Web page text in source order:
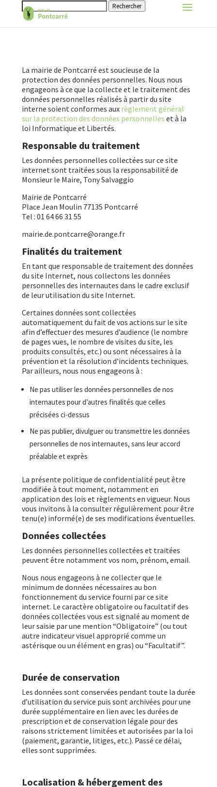
Rechercher
La mairie de Pontcarré est soucieuse de la
protection des données personnelles. Nous nous
engageons à ce que la collecte et le traitement des
données personnelles réalisés à partir du site
interne soient conformes aux règlement général
sur la protection des données personnelles et à la
loi Informatique et Libertés.
Responsable du traitement
Les données personnelles collectées sur ce site
internet sont traitées sous la responsabilité de
Monsieur le Maire, Tony Salvaggio
Mairie de Pontcarré
Place Jean Moulin 77135 Pontcarré
Tel : 01 64 66 31 55
mairie.de.pontcarre@orange.fr
Finalités du traitement
En tant que responsable de traitement des données
du site Internet, nous collectons les données
personnelles des internautes dans le cadre exclusif
de leur utilisation du site Internet.
Certaines données sont collectées
automatiquement du fait de vos actions sur le site
afin d’effectuer des mesures d’audience (le nombre
de pages vues, le nombre de visites du site, les
produits consultés, etc.) ou sont nécessaires à la
prévention et la résolution d’incidents techniques.
Par ailleurs, nous nous engageons à :
Ne pas utiliser les données personnelles de nos
internautes pour d’autres finalités que celles
précisées ci-dessus
Ne pas publier, divulguer ou transmettre les données
personnelles de nos internautes, sans leur accord
préalable et exprès
La présente politique de confidentialité peut être
modifiée à tout moment, notamment en
application des lois et règlements en vigueur. Nous
vous invitons à la consulter régulièrement pour être
tenu(e) informé(e) de ses modifications éventuelles.
Données collectées
Les données personnelles collectées et traitées
peuvent être notamment vos nom, prénom, email.
Nous nous engageons à ne collecter que le
minimum de données nécessaires au bon
fonctionnement du service fourni par ce site
internet. Le caractère obligatoire ou facultatif des
données collectées vous est signalé au moment de
leur saisie par une mention “Obligatoire” (ou tout
autre indicateur visuel approprié comme un
astérisque ou un élément en gras) ou “Facultatif”.
Durée de conservation
Les données sont conservées pendant toute la durée
d’utilisation du service puis sont archivées pour une
durée supplémentaire en lien avec les durées de
prescription et de conservation légale pour des
raisons strictement limitées et autorisées par la loi
(paiement, garantie, litiges, etc.). Passé ce délai,
elles sont supprimées.
Localisation & hébergement des